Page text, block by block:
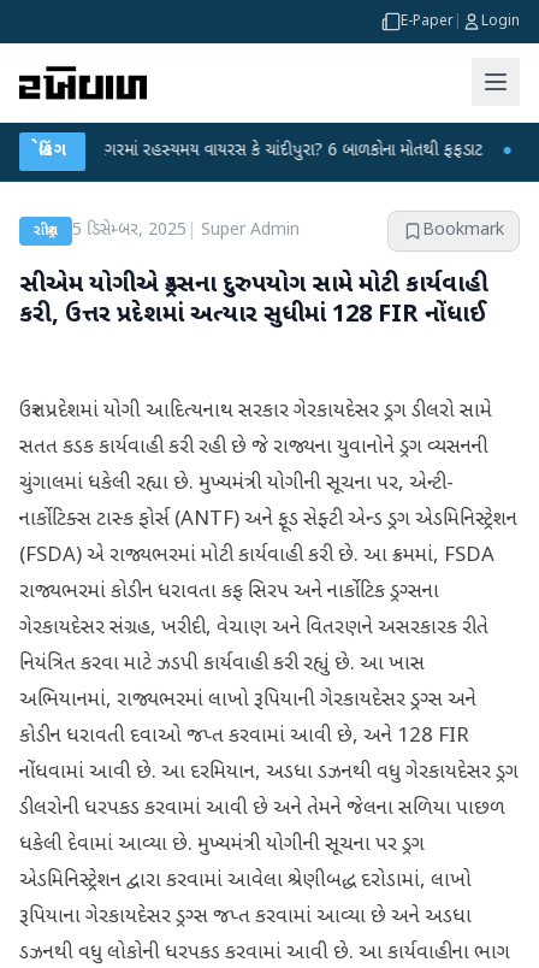
E-Paper Login
બ્રેકિંગ રહસ્યમય વાયરસ કે ચાંદીપુરા? 6 બાળકોના મોતથી ફફડાટ ● હવામાન
રાષ્ટ્રીય 5 ડિસેમ્બર, 2025 Super Admin Bookmark
સીએમ યોગીએ ડ્રગ્સના દુરુપયોગ સામે મોટી કાર્યવાહી
કરી, ઉત્તર પ્રદેશમાં અત્યાર સુધીમાં 128 FIR નોંધાઈ
ઉત્તર પ્રદેશમાં યોગી આદિત્યનાથ સરકાર ગેરકાયદેસર ડ્રગ ડીલરો સામે
સતત કડક કાર્યવાહી કરી રહી છે જે રાજ્યના યુવાનોને ડ્રગ વ્યસનની
ચુંગાલમાં ધકેલી રહ્યા છે. મુખ્યમંત્રી યોગીની સૂચના પર, એન્ટી-
નાર્કોટિક્સ ટાસ્ક ફોર્સ (ANTF) અને ફૂડ સેફ્ટી એન્ડ ડ્રગ એડમિનિસ્ટ્રેશન
(FSDA) એ રાજ્યભરમાં મોટી કાર્યવાહી કરી છે. આ ક્રમમાં, FSDA
રાજ્યભરમાં કોડીન ધરાવતા કફ સિરપ અને નાર્કોટિક ડ્રગ્સના
ગેરકાયદેસર સંગ્રહ, ખરીદી, વેચાણ અને વિતરણને અસરકારક રીતે
નિયંત્રિત કરવા માટે ઝડપી કાર્યવાહી કરી રહ્યું છે. આ ખાસ
અભિયાનમાં, રાજ્યભરમાં લાખો રૂપિયાની ગેરકાયદેસર ડ્રગ્સ અને
કોડીન ધરાવતી દવાઓ જપ્ત કરવામાં આવી છે, અને 128 FIR
નોંધવામાં આવી છે. આ દરમિયાન, અડધા ડઝનથી વધુ ગેરકાયદેસર ડ્રગ
ડીલરોની ધરપકડ કરવામાં આવી છે અને તેમને જેલના સળિયા પાછળ
ધકેલી દેવામાં આવ્યા છે. મુખ્યમંત્રી યોગીની સૂચના પર ડ્રગ
એડમિનિસ્ટ્રેશન દ્વારા કરવામાં આવેલા શ્રેણીબદ્ધ દરોડામાં, લાખો
રૂપિયાના ગેરકાયદેસર ડ્રગ્સ જપ્ત કરવામાં આવ્યા છે અને અડધા
ડઝનથી વધુ લોકોની ધરપકડ કરવામાં આવી છે. આ કાર્યવાહીના ભાગ